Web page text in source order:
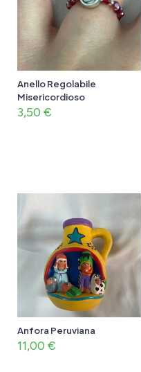
Anello Regolabile
Misericordioso
3,50 €
Anfora Peruviana
11,00 €